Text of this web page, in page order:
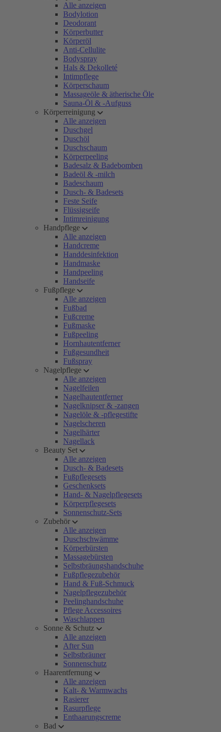
Alle anzeigen
Bodylotion
Deodorant
Körperbutter
Körperöl
Anti-Cellulite
Bodyspray
Hals & Dekolleté
Intimpflege
Körperschaum
Massageöle & ätherische Öle
Sauna-Öl & -Aufguss
Körperreinigung
Alle anzeigen
Duschgel
Duschöl
Duschschaum
Körperpeeling
Badesalz & Badebomben
Badeöl & -milch
Badeschaum
Dusch- & Badesets
Feste Seife
Flüssigseife
Intimreinigung
Handpflege
Alle anzeigen
Handcreme
Handdesinfektion
Handmaske
Handpeeling
Handseife
Fußpflege
Alle anzeigen
Fußbad
Fußcreme
Fußmaske
Fußpeeling
Hornhautentferner
Fußgesundheit
Fußspray
Nagelpflege
Alle anzeigen
Nagelfeilen
Nagelhautentferner
Nagelknipser & -zangen
Nagelöle & -pflegestifte
Nagelscheren
Nagelhärter
Nagellack
Beauty Set
Alle anzeigen
Dusch- & Badesets
Fußpflegesets
Geschenksets
Hand- & Nagelpflegesets
Körperpflegesets
Sonnenschutz-Sets
Zubehör
Alle anzeigen
Duschschwämme
Körperbürsten
Massagebürsten
Selbstbräungshandschuhe
Fußpflegezubehör
Hand & Fuß-Schmuck
Nagelpflegezubehör
Peelinghandschuhe
Pflege Accessoires
Waschlappen
Sonne & Schutz
Alle anzeigen
After Sun
Selbstbräuner
Sonnenschutz
Haarentfernung
Alle anzeigen
Kalt- & Warmwachs
Rasierer
Rasurpflege
Enthaarungscreme
Bad